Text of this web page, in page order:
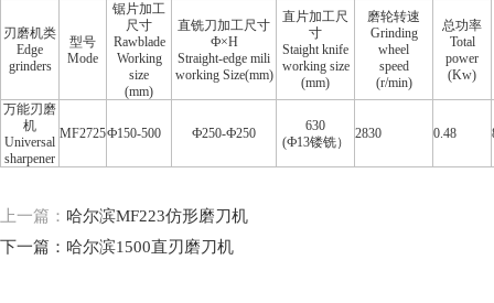
刃磨机类
Edge
grinders
型号
Mode
锯片加工
尺寸
Rawblade
Working
size
(mm)
直铣刀加工尺寸
Ф×H
Straight-edge mili
working Size(mm)
直片加工尺
寸
Staight knife
working size
(mm)
磨轮转速
Grinding
wheel
speed
(r/min)
总功率
Total
power
(Kw)
万能刃磨
机
Universal
sharpener
MF2725Ф150-500 Ф250-Ф250
630
(Ф13镂铣）
2830 0.48
上一篇： 哈尔滨MF223仿形磨刀机
下一篇： 哈尔滨1500直刃磨刀机